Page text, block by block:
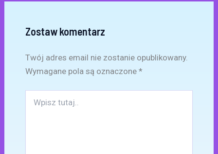
Zostaw komentarz
Twój adres email nie zostanie opublikowany.
Wymagane pola są oznaczone *
tutaj..